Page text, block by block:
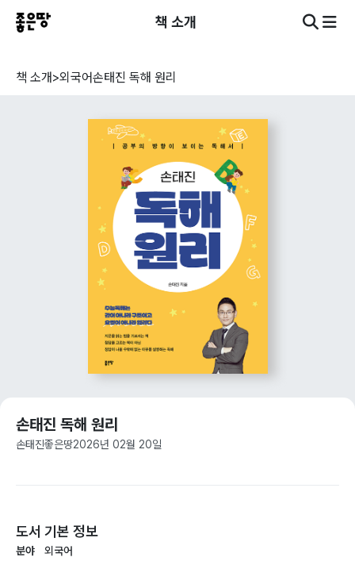
책 소개
책 소개>외국어손태진 독해 원리
손태진 독해 원리
손태진좋은땅2026년 02월 20일
도서 기본 정보
분야
외국어